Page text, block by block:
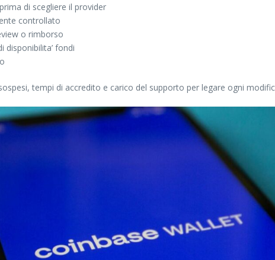
di scegliere il provider
controllato
o rimborso
disponibilita’ fondi
tempi di accredito e carico del supporto per legare ogni